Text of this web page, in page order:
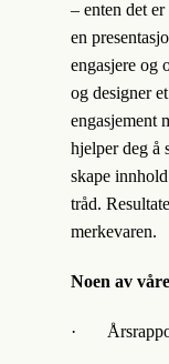
– enten det
en
engasjere og
og designer
engasjement
hjelper deg å
skape
tråd.
merkevaren.
Noen av
·